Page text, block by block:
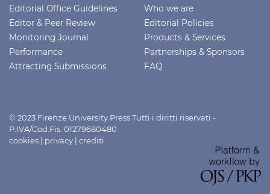
Editorial Office Guidelines
Editor & Peer Review
Monitoring Journal
Performance
Attracting Submissions
Who we are
Editorial Policies
Products & Services
Partnerships & Sponsors
FAQ
© 2023 Firenze University Press Tutti i diritti riservati -
P.IVA/Cod.Fis. 01279680480
cookies | privacy | crediti